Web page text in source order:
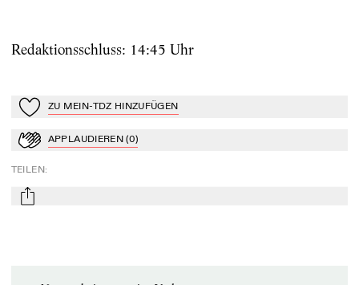
Redaktionsschluss: 14:45 Uhr
Zu Mein-TdZ hinzufügen
ZU MEIN-TDZ HINZUFÜGEN
ApplaudierenAPPLAUDIEREN (0)
TEILEN:
mail